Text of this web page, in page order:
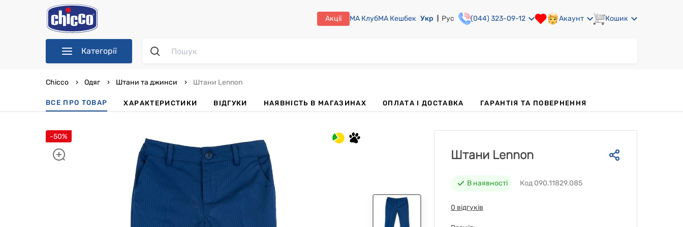
Акції МА КлубМА Кешбек Укр Рус (044) 323-09-12 Акаунт Кошик
Категорії
Chicco Одяг Штани та джинси Штани Lennon
ВСЕ ПРО ТОВАР ХАРАКТЕРИСТИКИ ВІДГУКИ НАЯВНІСТЬ В МАГАЗИНАХ OПЛАТА І ДОСТАВКА ГАРАНТІЯ ТА ПОВЕРНЕННЯ
-50%
Штани Lennon
В наявності Код 090.11829.085
0 відгуків